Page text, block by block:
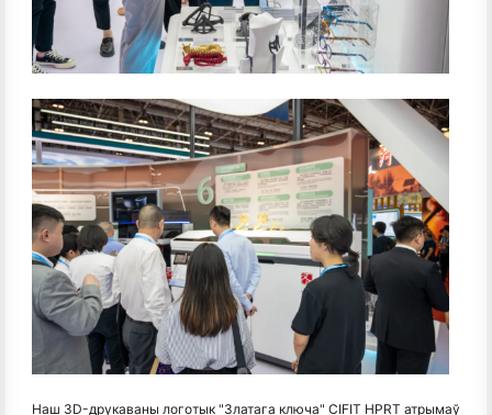
Наш 3D-друкаваны логотык "Златага ключа" CIFIT HPRT атрымаў